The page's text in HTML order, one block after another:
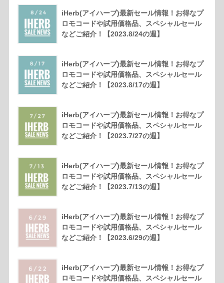
iHerb(アイハーブ)最新セール情報！お得なプ
ロモコードや試用価格品、スペシャルセール
などご紹介！【2023.8/24の週】
iHerb(アイハーブ)最新セール情報！お得なプ
ロモコードや試用価格品、スペシャルセール
などご紹介！【2023.8/17の週】
iHerb(アイハーブ)最新セール情報！お得なプ
ロモコードや試用価格品、スペシャルセール
などご紹介！【2023.7/27の週】
iHerb(アイハーブ)最新セール情報！お得なプ
ロモコードや試用価格品、スペシャルセール
などご紹介！【2023.7/13の週】
iHerb(アイハーブ)最新セール情報！お得なプ
ロモコードや試用価格品、スペシャルセール
などご紹介！【2023.6/29の週】
iHerb(アイハーブ)最新セール情報！お得なプ
ロモコードや試用価格品、スペシャルセール